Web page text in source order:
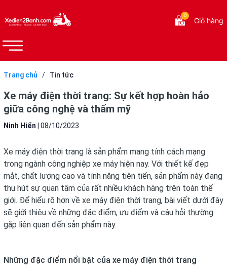
0
Giỏ hàng
Trang chủ / Tin tức
Xe máy điện thời trang: Sự kết hợp hoàn hảo
giữa công nghệ và thẩm mỹ
Ninh Hiển 08/10/2023
Xe máy điện thời trang là sản phẩm mang tính cách mạng
trong ngành công nghiệp xe máy hiện nay. Với thiết kế đẹp
mắt, chất lượng cao và tính năng tiên tiến, sản phẩm này đang
thu hút sự quan tâm của rất nhiều khách hàng trên toàn thế
giới. Để hiểu rõ hơn về xe máy điện thời trang, bài viết dưới đây
sẽ giới thiệu về những đặc điểm, ưu điểm và câu hỏi thường
gặp liên quan đến sản phẩm này.
Những đặc điểm nổi bật của xe máy điện thời trang